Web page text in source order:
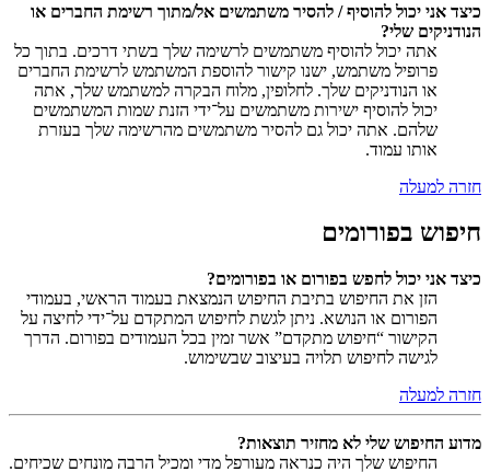
כיצד אני יכול להוסיף / להסיר משתמשים אל/מתוך רשימת החברים או
הנודניקים שלי?
אתה יכול להוסיף משתמשים לרשימה שלך בשתי דרכים. בתוך כל
פרופיל משתמש, ישנו קישור להוספת המשתמש לרשימת החברים
או הנודניקים שלך. לחלופין, מלוח הבקרה למשתמש שלך, אתה
יכול להוסיף ישירות משתמשים על־ידי הזנת שמות המשתמשים
שלהם. אתה יכול גם להסיר משתמשים מהרשימה שלך בעזרת
אותו עמוד.
חזרה למעלה
חיפוש בפורומים
כיצד אני יכול לחפש בפורום או בפורומים?
הזן את החיפוש בתיבת החיפוש הנמצאת בעמוד הראשי, בעמודי
הפורום או הנושא. ניתן לגשת לחיפוש המתקדם על־ידי לחיצה על
הקישור “חיפוש מתקדם” אשר זמין בכל העמודים בפורום. הדרך
לגישה לחיפוש תלויה בעיצוב שבשימוש.
חזרה למעלה
מדוע החיפוש שלי לא מחזיר תוצאות?
החיפוש שלך היה כנראה מעורפל מדי ומכיל הרבה מונחים שכיחים.